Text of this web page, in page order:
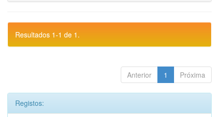
Resultados 1-1 de 1.
Anterior 1 Próxima
Registos: